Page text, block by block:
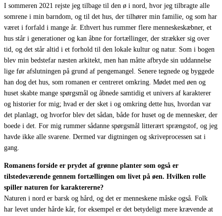
I sommeren 2021 rejste jeg tilbage til den ø i nord, hvor jeg tilbragte alle
somrene i min barndom, og til det hus, der tilhører min familie, og som har
været i forfald i mange år. Ethvert hus rummer flere menneskeskæbner, et
hus står i generationer og kan åbne for fortællinger, der strækker sig over
tid, og det står altid i et forhold til den lokale kultur og natur. Som i bogen
blev min bedstefar næsten arkitekt, men han måtte afbryde sin uddannelse
lige før afslutningen på grund af pengemangel. Senere tegnede og byggede
han dog det hus, som romanen er centreret omkring. Mødet med øen og
huset skabte mange spørgsmål og åbnede samtidig et univers af karakterer
og historier for mig; hvad er der sket i og omkring dette hus, hvordan var
det planlagt, og hvorfor blev det sådan, både for huset og de mennesker, der
boede i det. For mig rummer sådanne spørgsmål litterært sprængstof, og jeg
havde ikke alle svarene. Dermed var digtningen og skriveprocessen sat i
gang.
Romanens forside er prydet af grønne planter som også er
tilstedeværende gennem fortællingen om livet på øen. Hvilken rolle
spiller naturen for karaktererne?
Naturen i nord er barsk og hård, og det er menneskene måske også. Folk
har levet under hårde kår, for eksempel er det betydeligt mere krævende at